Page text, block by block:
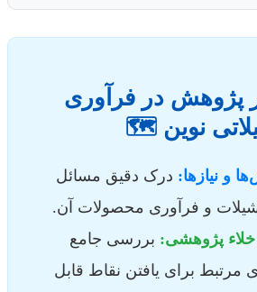
در فرآوری
نوین 🗺️
درک دقیق مسائل
و فرآوری محصولات آن.
بررسی جامع
مرتبط برای یافتن نقاط قابل